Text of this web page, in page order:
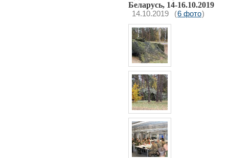
Беларусь, 14-16.10.2019
14.10.2019 (6 фото)